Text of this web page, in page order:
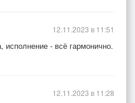
исполнение - всё гармонично.
12.11.2023 в 11:51
12.11.2023 в 11:28